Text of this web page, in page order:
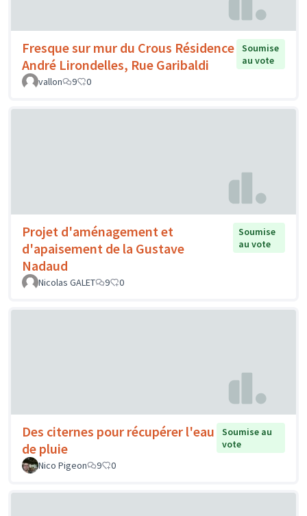
Fresque sur mur du Crous Résidence
André Lirondelles, Rue Garibaldi
Soumise
au vote
vallon
9 0
Projet d'aménagement et
d'apaisement de la Gustave
Nadaud
Soumise
au vote
Nicolas GALET 9 0
Des citernes pour récupérer l'eau
de pluie
Soumise au
vote
Nico Pigeon
9 0